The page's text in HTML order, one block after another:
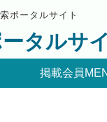
ポータルサイト
タルサ
掲載会員